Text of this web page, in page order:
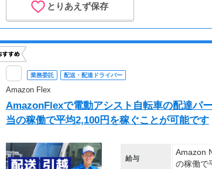
とりあえず保存
業務委託 配送・配達ドライバー
Amazon Flex
AmazonFlexで電動アシスト自転車の配達パ
当の稼働で平均2,100円を稼ぐことが可能です
給与
Amazon
の稼働で